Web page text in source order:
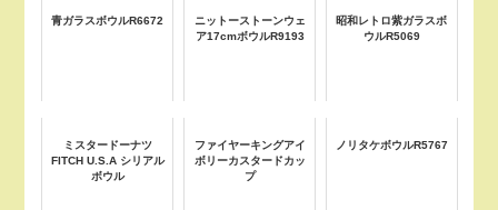
青ガラスボウルR6672
ニットーストーンウェ
ア17cmボウルR9193
昭和レトロ紫ガラスボ
ウルR5069
ミスタードーナツ
FITCH U.S.A シリアル
ボウル
ファイヤーキングアイ
ボリーカスタードカッ
プ
ノリタケボウルR5767